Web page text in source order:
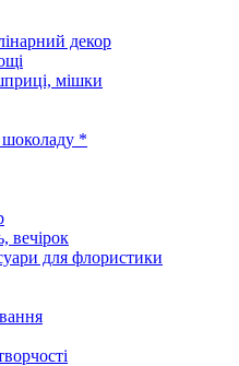
декор
мішки
*
вечірок
для флористики